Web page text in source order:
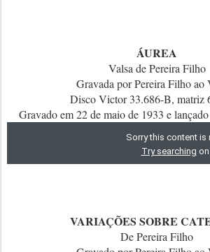
ÁUREA
Valsa de Pereira Filho
Gravada por Pereira Filho ao
Disco Victor 33.686-B, matriz
Gravado em 22 de maio de 1933 e
VARIAÇÕES SOBRE
De Pereira Filho